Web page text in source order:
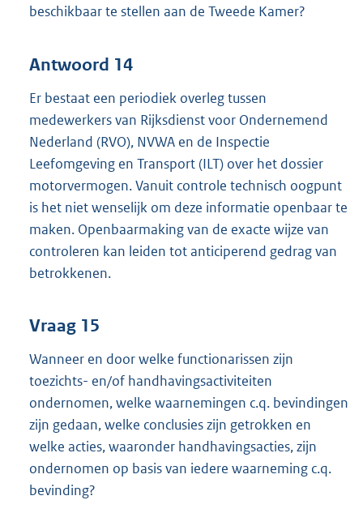
beschikbaar te stellen aan de Tweede Kamer?
Antwoord 14
Er bestaat een periodiek overleg tussen
medewerkers van Rijksdienst voor Ondernemend
Nederland (RVO), NVWA en de Inspectie
Leefomgeving en Transport (ILT) over het dossier
motorvermogen. Vanuit controle technisch oogpunt
is het niet wenselijk om deze informatie openbaar te
maken. Openbaarmaking van de exacte wijze van
controleren kan leiden tot anticiperend gedrag van
betrokkenen.
Vraag 15
Wanneer en door welke functionarissen zijn
toezichts- en/of handhavingsactiviteiten
ondernomen, welke waarnemingen c.q. bevindingen
zijn gedaan, welke conclusies zijn getrokken en
welke acties, waaronder handhavingsacties, zijn
ondernomen op basis van iedere waarneming c.q.
bevinding?